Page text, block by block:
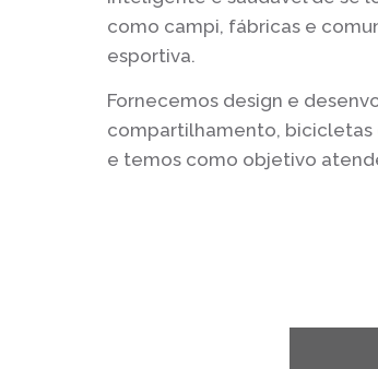
como campi, fábricas e
esportiva.
Fornecemos design e
compartilhamento, bicicletas
e temos como objetivo